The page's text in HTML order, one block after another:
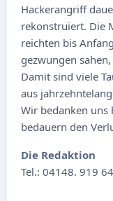
Hackerangriff
rekonstruiert. Die
reichten bis
gezwungen
Damit sind viele
aus
Wir bedanken uns
bedauern den
Die Redaktion
Tel.: 04148. 919